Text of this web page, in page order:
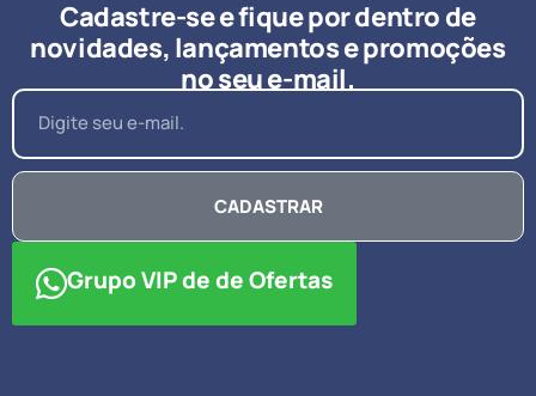
Cadastre-se e fique por dentro de
novidades, lançamentos e promoções
no seu e-mail.
CADASTRAR
Grupo VIP de de Ofertas